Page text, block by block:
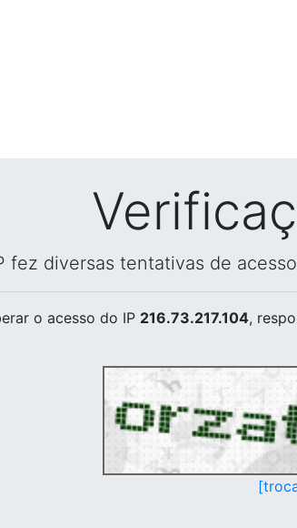
fez diversas tentativas de
o acesso do IP 216.73.217.104,